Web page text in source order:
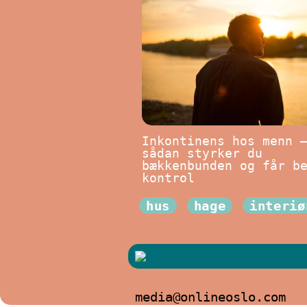
Inkontinens hos menn –
sådan styrker du
bækkenbunden og får
kontrol
hus hage
media@onlineoslo.com